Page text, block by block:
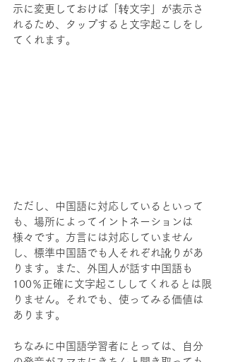
示に変更しておけば「转文字」が表示さ
れるため、タップすると文字起こしをし
てくれます。
ただし、中国語に対応しているといって
も、場所によってイントネーションは
様々です。方言には対応していません
し、標準中国語でも人それぞれ訛りがあ
ります。また、外国人が話す中国語も
100％正確に文字起こししてくれるとは限
りません。それでも、使ってみる価値は
あります。
ちなみに中国語学習者にとっては、自分